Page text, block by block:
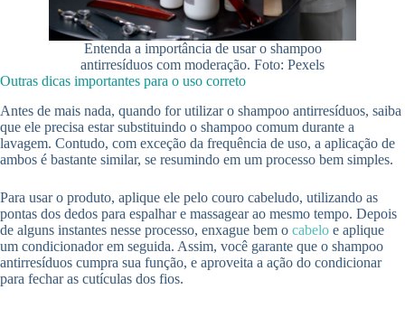
Entenda a importância de usar o shampoo
antirresíduos com moderação. Foto: Pexels
Outras dicas importantes para o uso correto
Antes de mais nada, quando for utilizar o shampoo antirresíduos, saiba
que ele precisa estar substituindo o shampoo comum durante a
lavagem. Contudo, com exceção da frequência de uso, a aplicação de
ambos é bastante similar, se resumindo em um processo bem simples.
Para usar o produto, aplique ele pelo couro cabeludo, utilizando as
pontas dos dedos para espalhar e massagear ao mesmo tempo. Depois
de alguns instantes nesse processo, enxague bem o cabelo e aplique
um condicionador em seguida. Assim, você garante que o shampoo
antirresíduos cumpra sua função, e aproveita a ação do condicionar
para fechar as cutículas dos fios.